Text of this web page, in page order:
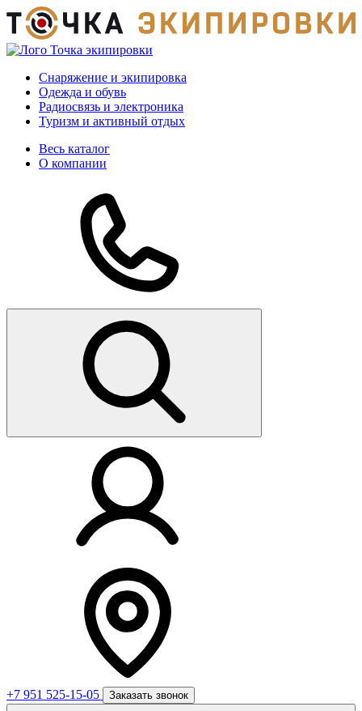
Снаряжение и экипировка
Одежда и обувь
Радиосвязь и электроника
Туризм и активный отдых
Весь каталог
О компании
+7 951 525-15-05 Заказать звонок